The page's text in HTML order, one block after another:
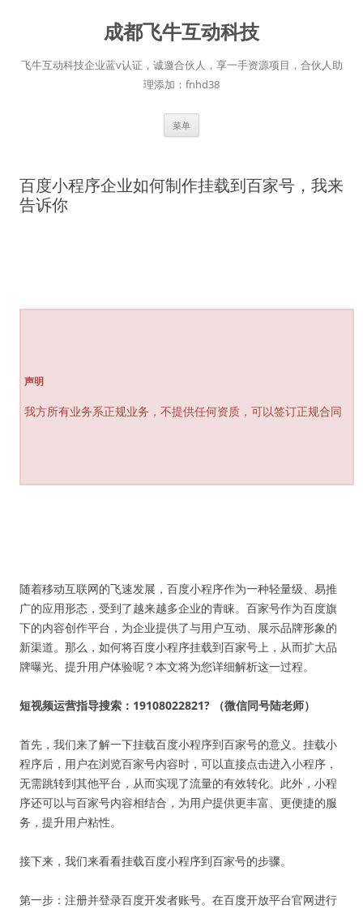
成都飞牛互动科技
飞牛互动科技企业蓝v认证，诚邀合伙人，享一手资源项目，合伙人助
理添加：fnhd38
菜单
百度小程序企业如何制作挂载到百家号，我来
告诉你
声明
我方所有业务系正规业务，不提供任何资质，可以签订正规合同
随着移动互联网的飞速发展，百度小程序作为一种轻量级、易推
广的应用形态，受到了越来越多企业的青睐。百家号作为百度旗
下的内容创作平台，为企业提供了与用户互动、展示品牌形象的
新渠道。那么，如何将百度小程序挂载到百家号上，从而扩大品
牌曝光、提升用户体验呢？本文将为您详细解析这一过程。
短视频运营指导搜索：19108022821? （微信同号陆老师）
首先，我们来了解一下挂载百度小程序到百家号的意义。挂载小
程序后，用户在浏览百家号内容时，可以直接点击进入小程序，
无需跳转到其他平台，从而实现了流量的有效转化。此外，小程
序还可以与百家号内容相结合，为用户提供更丰富、更便捷的服
务，提升用户粘性。
接下来，我们来看看挂载百度小程序到百家号的步骤。
第一步：注册并登录百度开发者账号。在百度开放平台官网进行